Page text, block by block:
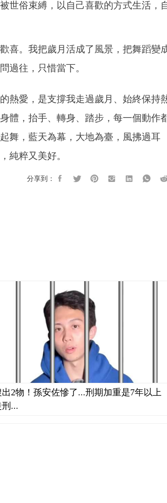
世俗束縛，以自己喜歡的方式生活，
喜。我把歲月活成了風景，把舞蹈變
過往，只惜當下。
熱愛，是支撐我走過歲月、始終保持
體，抬手、轉身、踏步，每一個動作
舞，藍天為幕，大地為臺，風拂過耳
純粹又美好。
分享到：
出2物！孫安佐慘了...刑期加重是7年以上
...